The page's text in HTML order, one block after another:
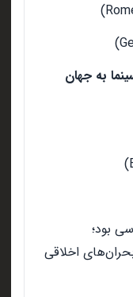
به جهان
بود؛
اخلاقی